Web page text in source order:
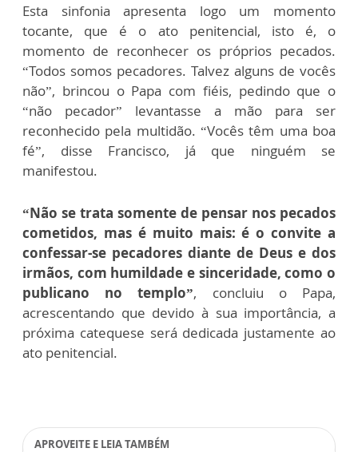
Esta sinfonia apresenta logo um momento
tocante, que é o ato penitencial, isto é, o
momento de reconhecer os próprios pecados.
“Todos somos pecadores. Talvez alguns de vocês
não”, brincou o Papa com fiéis, pedindo que o
“não pecador” levantasse a mão para ser
reconhecido pela multidão. “Vocês têm uma boa
fé”, disse Francisco, já que ninguém se
manifestou.
“Não se trata somente de pensar nos pecados
cometidos, mas é muito mais: é o convite a
confessar-se pecadores diante de Deus e dos
irmãos, com humildade e sinceridade, como o
publicano no templo”, concluiu o Papa,
acrescentando que devido à sua importância, a
próxima catequese será dedicada justamente ao
ato penitencial.
APROVEITE E LEIA TAMBÉM